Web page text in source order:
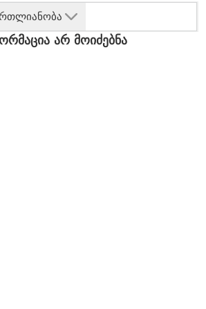
არ მოიძებნა